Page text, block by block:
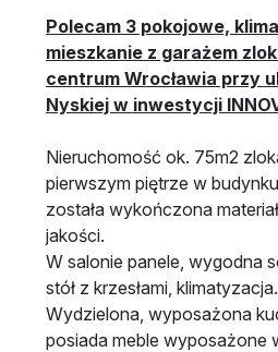
Polecam 3 pokojowe,
mieszkanie z garażem
centrum Wrocławia przy
Nyskiej w inwestycji
Nieruchomość ok. 75m2
pierwszym piętrze w
została wykończona
jakości.
W salonie panele, wygodna
stół z krzesłami, klimatyzacja.
Wydzielona, wyposażona
posiada meble wyposażone